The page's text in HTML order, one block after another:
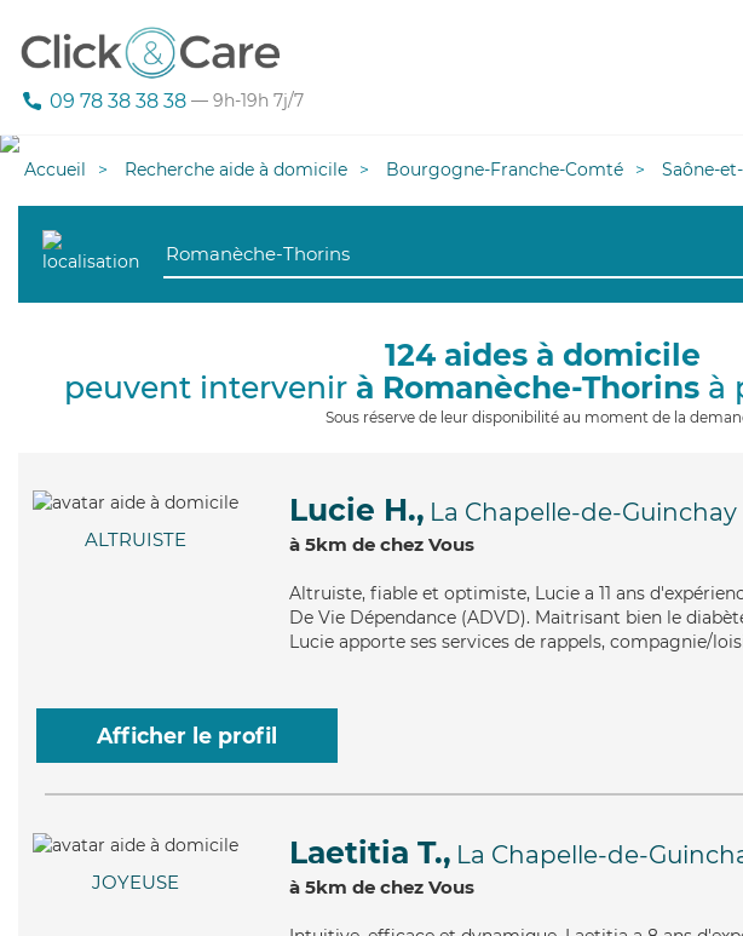
09 78 38 38 38 — 9h-19h 7j/7
Accueil Recherche aide à domicile Bourgogne-Franche-Comté Saône-
124 aides à domicile
peuvent intervenir à Romanèche-Thorinsà
Sous réserve de leur disponibilité au moment de la
ALTRUISTE
Lucie H., La Chapelle-de-Guinchay
à 5km de chez Vous
Altruiste, fiable et optimiste, Lucie a 11 ans
De Vie Dépendance (ADVD). Maitrisant bien le
Lucie apporte ses services de rappels, compagnie/
Afficher le profil
JOYEUSE
Laetitia T., La Chapelle-de-
à 5km de chez Vous